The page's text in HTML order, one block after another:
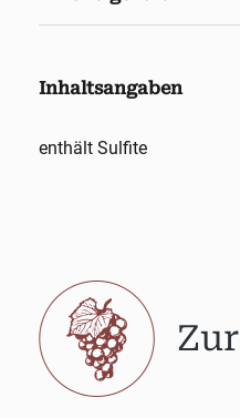
Inhaltsangaben
enthält Sulfite
Zur